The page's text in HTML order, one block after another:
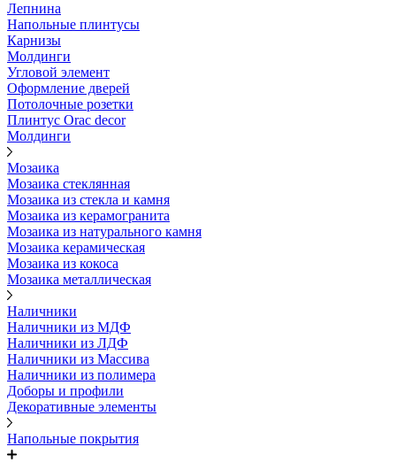
Лепнина
Напольные плинтусы
Карнизы
Молдинги
Угловой элемент
Оформление дверей
Потолочные розетки
Плинтус Orac decor
Молдинги
Мозаика
Мозаика стеклянная
Мозаика из стекла и камня
Мозаика из керамогранита
Мозаика из натурального камня
Мозаика керамическая
Мозаика из кокоса
Мозаика металлическая
Наличники
Наличники из МДФ
Наличники из ЛДФ
Наличники из Массива
Наличники из полимера
Доборы и профили
Декоративные элементы
Напольные покрытия